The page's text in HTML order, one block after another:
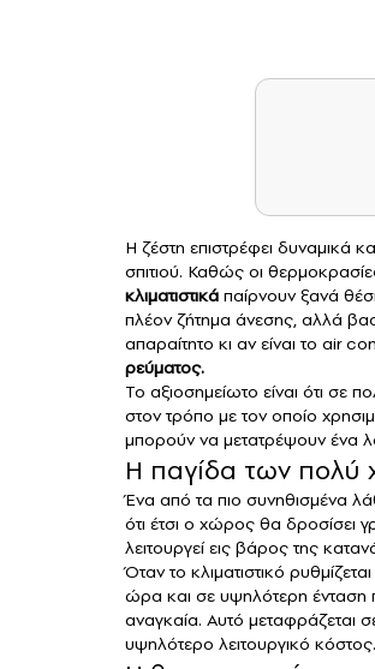
Η ζέστη επιστρέφει δυναμικά
σπιτιού. Καθώς οι
κλιματιστικά παίρνουν ξανά
πλέον ζήτημα άνεσης, αλλά
απαραίτητο κι αν είναι το air
ρεύματος.
Το αξιοσημείωτο είναι ότι σε
στον τρόπο με τον οποίο
μπορούν να μετατρέψουν ένα
Η παγίδα των
Ένα από τα πιο συνηθισμένα
ότι έτσι ο χώρος θα δροσίσει
λειτουργεί εις βάρος της
Όταν το κλιματιστικό
ώρα και σε υψηλότερη ένταση
αναγκαία. Αυτό μεταφράζεται
υψηλότερο λειτουργικό κόστος.